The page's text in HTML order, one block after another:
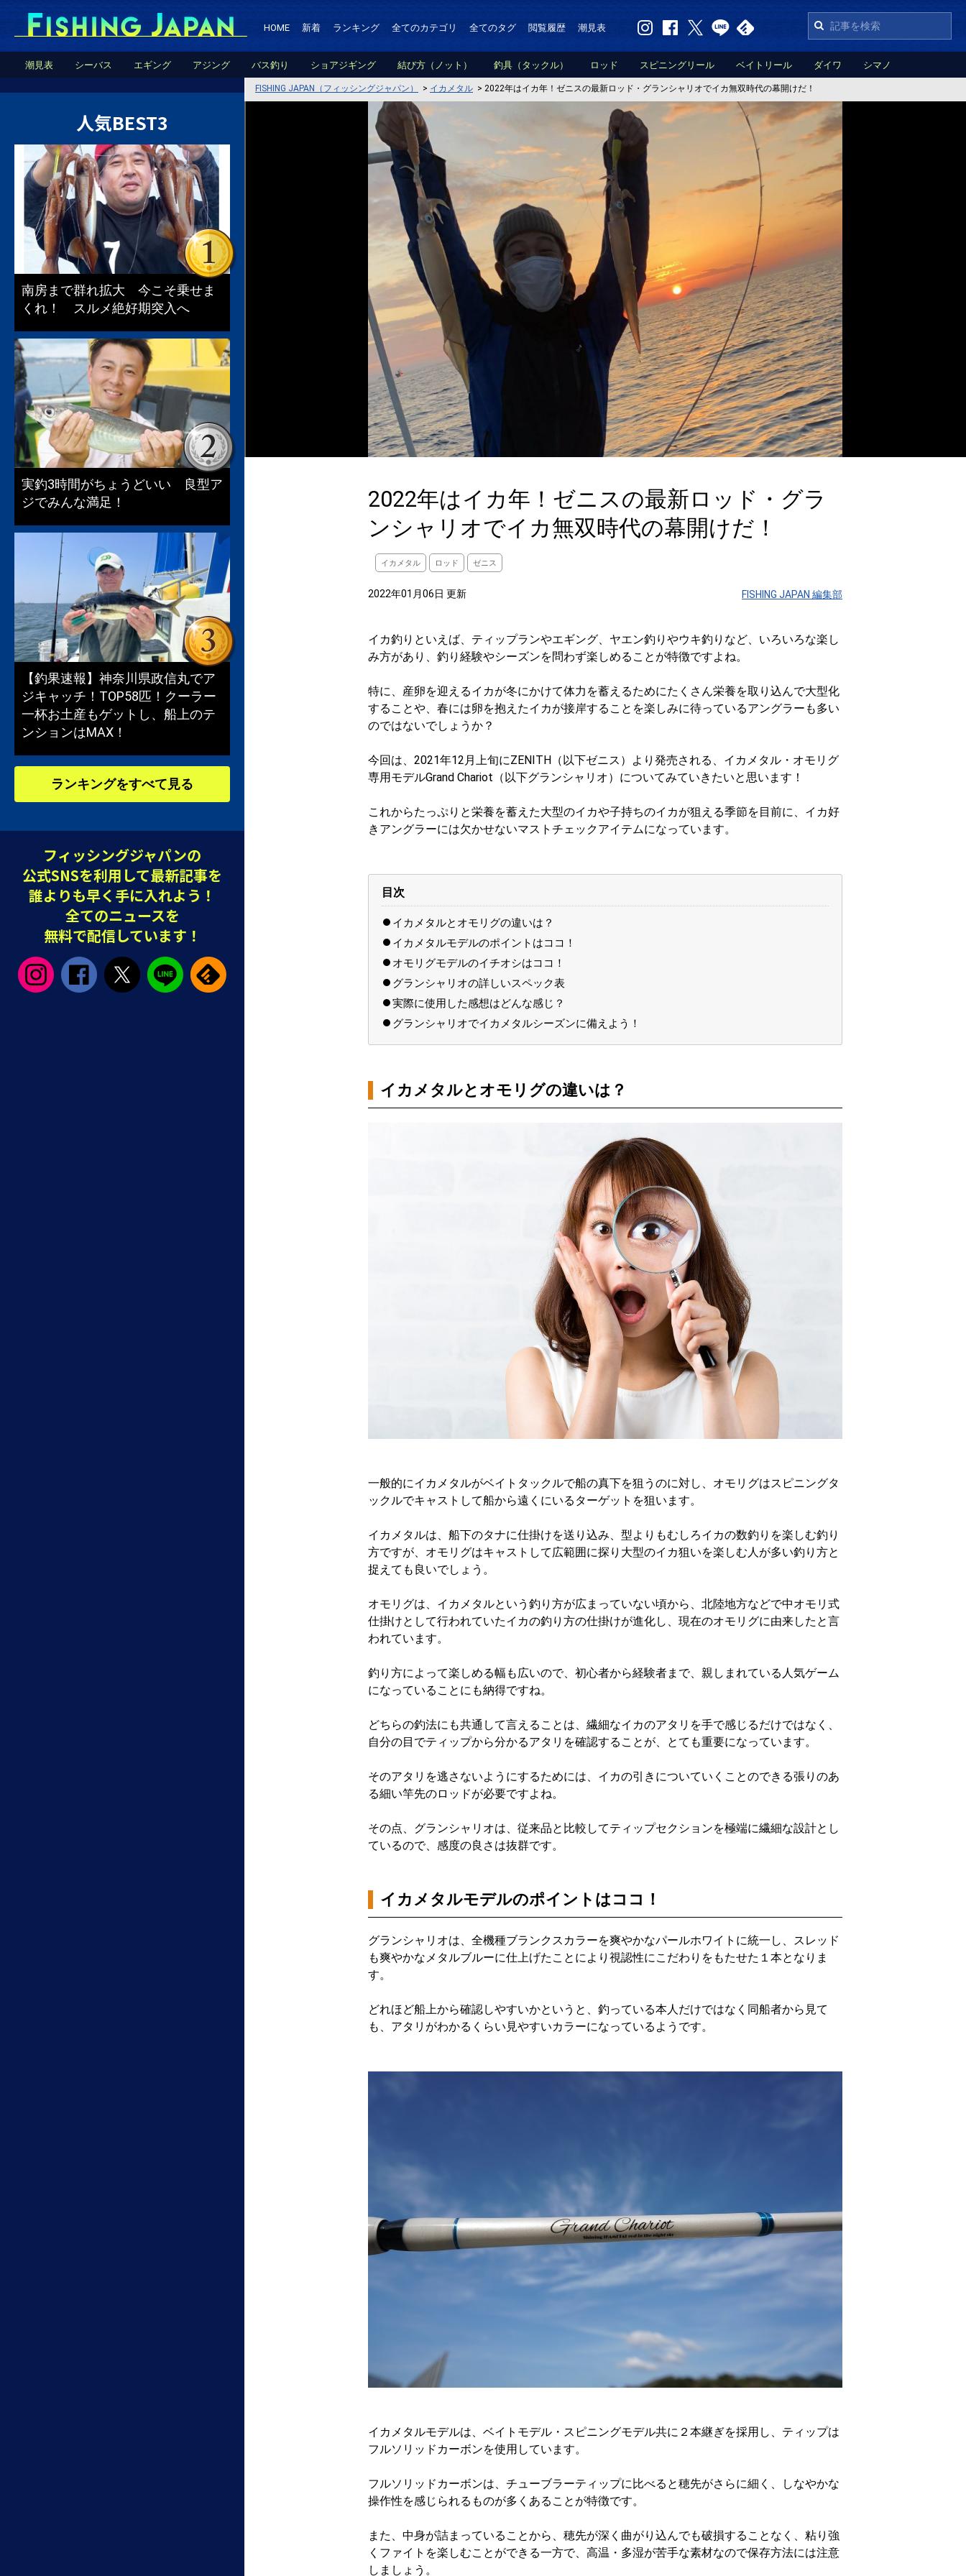
HOME 新着 ランキング 全てのカテゴリ 全てのタグ 閲覧履歴 潮見表
潮見表 シーバス エギング アジング バス釣り ショアジギング 結び方（ノット） 釣具（タックル） ロッド スピニングリール ベイトリール ダイワ シマノ
FISHING JAPAN（フィッシングジャパン） > イカメタル > 2022年はイカ年！ゼニスの最新ロッド・グランシャリオでイカ無双時代の幕開けだ！
2022年はイカ年！ゼニスの最新ロッド・グラ
ンシャリオでイカ無双時代の幕開けだ！
イカメタル ロッド ゼニス
2022年01月06日 更新 FISHING JAPAN 編集部
イカ釣りといえば、ティップランやエギング、ヤエン釣りやウキ釣りなど、いろいろな楽し
み方があり、釣り経験やシーズンを問わず楽しめることが特徴ですよね。
特に、産卵を迎えるイカが冬にかけて体力を蓄えるためにたくさん栄養を取り込んで大型化
することや、春には卵を抱えたイカが接岸することを楽しみに待っているアングラーも多い
のではないでしょうか？
今回は、2021年12月上旬にZENITH（以下ゼニス）より発売される、イカメタル・オモリグ
専用モデルGrand Chariot（以下グランシャリオ）についてみていきたいと思います！
これからたっぷりと栄養を蓄えた大型のイカや子持ちのイカが狙える季節を目前に、イカ好
きアングラーには欠かせないマストチェックアイテムになっています。
目次
イカメタルとオモリグの違いは？
イカメタルモデルのポイントはココ！
オモリグモデルのイチオシはココ！
グランシャリオの詳しいスペック表
実際に使用した感想はどんな感じ？
グランシャリオでイカメタルシーズンに備えよう！
イカメタルとオモリグの違いは？
一般的にイカメタルがベイトタックルで船の真下を狙うのに対し、オモリグはスピニングタ
ックルでキャストして船から遠くにいるターゲットを狙います。
イカメタルは、船下のタナに仕掛けを送り込み、型よりもむしろイカの数釣りを楽しむ釣り
方ですが、オモリグはキャストして広範囲に探り大型のイカ狙いを楽しむ人が多い釣り方と
捉えても良いでしょう。
オモリグは、イカメタルという釣り方が広まっていない頃から、北陸地方などで中オモリ式
仕掛けとして行われていたイカの釣り方の仕掛けが進化し、現在のオモリグに由来したと言
われています。
釣り方によって楽しめる幅も広いので、初心者から経験者まで、親しまれている人気ゲーム
になっていることにも納得ですね。
どちらの釣法にも共通して言えることは、繊細なイカのアタリを手で感じるだけではなく、
自分の目でティップから分かるアタリを確認することが、とても重要になっています。
そのアタリを逃さないようにするためには、イカの引きについていくことのできる張りのあ
る細い竿先のロッドが必要ですよね。
その点、グランシャリオは、従来品と比較してティップセクションを極端に繊細な設計とし
ているので、感度の良さは抜群です。
イカメタルモデルのポイントはココ！
グランシャリオは、全機種ブランクスカラーを爽やかなパールホワイトに統一し、スレッド
も爽やかなメタルブルーに仕上げたことにより視認性にこだわりをもたせた１本となりま
す。
どれほど船上から確認しやすいかというと、釣っている本人だけではなく同船者から見て
も、アタリがわかるくらい見やすいカラーになっているようです。
イカメタルモデルは、ベイトモデル・スピニングモデル共に２本継ぎを採用し、ティップは
フルソリッドカーボンを使用しています。
フルソリッドカーボンは、チューブラーティップに比べると穂先がさらに細く、しなやかな
操作性を感じられるものが多くあることが特徴です。
また、中身が詰まっていることから、穂先が深く曲がり込んでも破損することなく、粘り強
くファイトを楽しむことができる一方で、高温・多湿が苦手な素材なので保存方法には注意
しましょう。
人気BEST3
南房まで群れ拡大 今こそ乗せま
くれ！ スルメ絶好期突入へ
実釣3時間がちょうどいい 良型ア
ジでみんな満足！
【釣果速報】神奈川県政信丸でア
ジキャッチ！TOP58匹！クーラー
一杯お土産もゲットし、船上のテ
ンションはMAX！
ランキングをすべて見る
フィッシングジャパンの
公式SNSを利用して最新記事を
誰よりも早く手に入れよう！
全てのニュースを
無料で配信しています！